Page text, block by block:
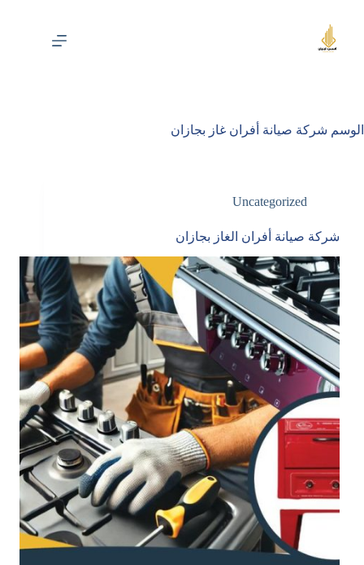
المحتوى
الوسم شركة صيانة أفران غاز بجازان
Uncategorized
شركة صيانة أفران الغاز بجازان